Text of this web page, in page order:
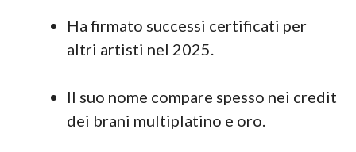
Ha firmato successi certificati per
altri artisti nel 2025.
Il suo nome compare spesso nei credit
dei brani multiplatino e oro.